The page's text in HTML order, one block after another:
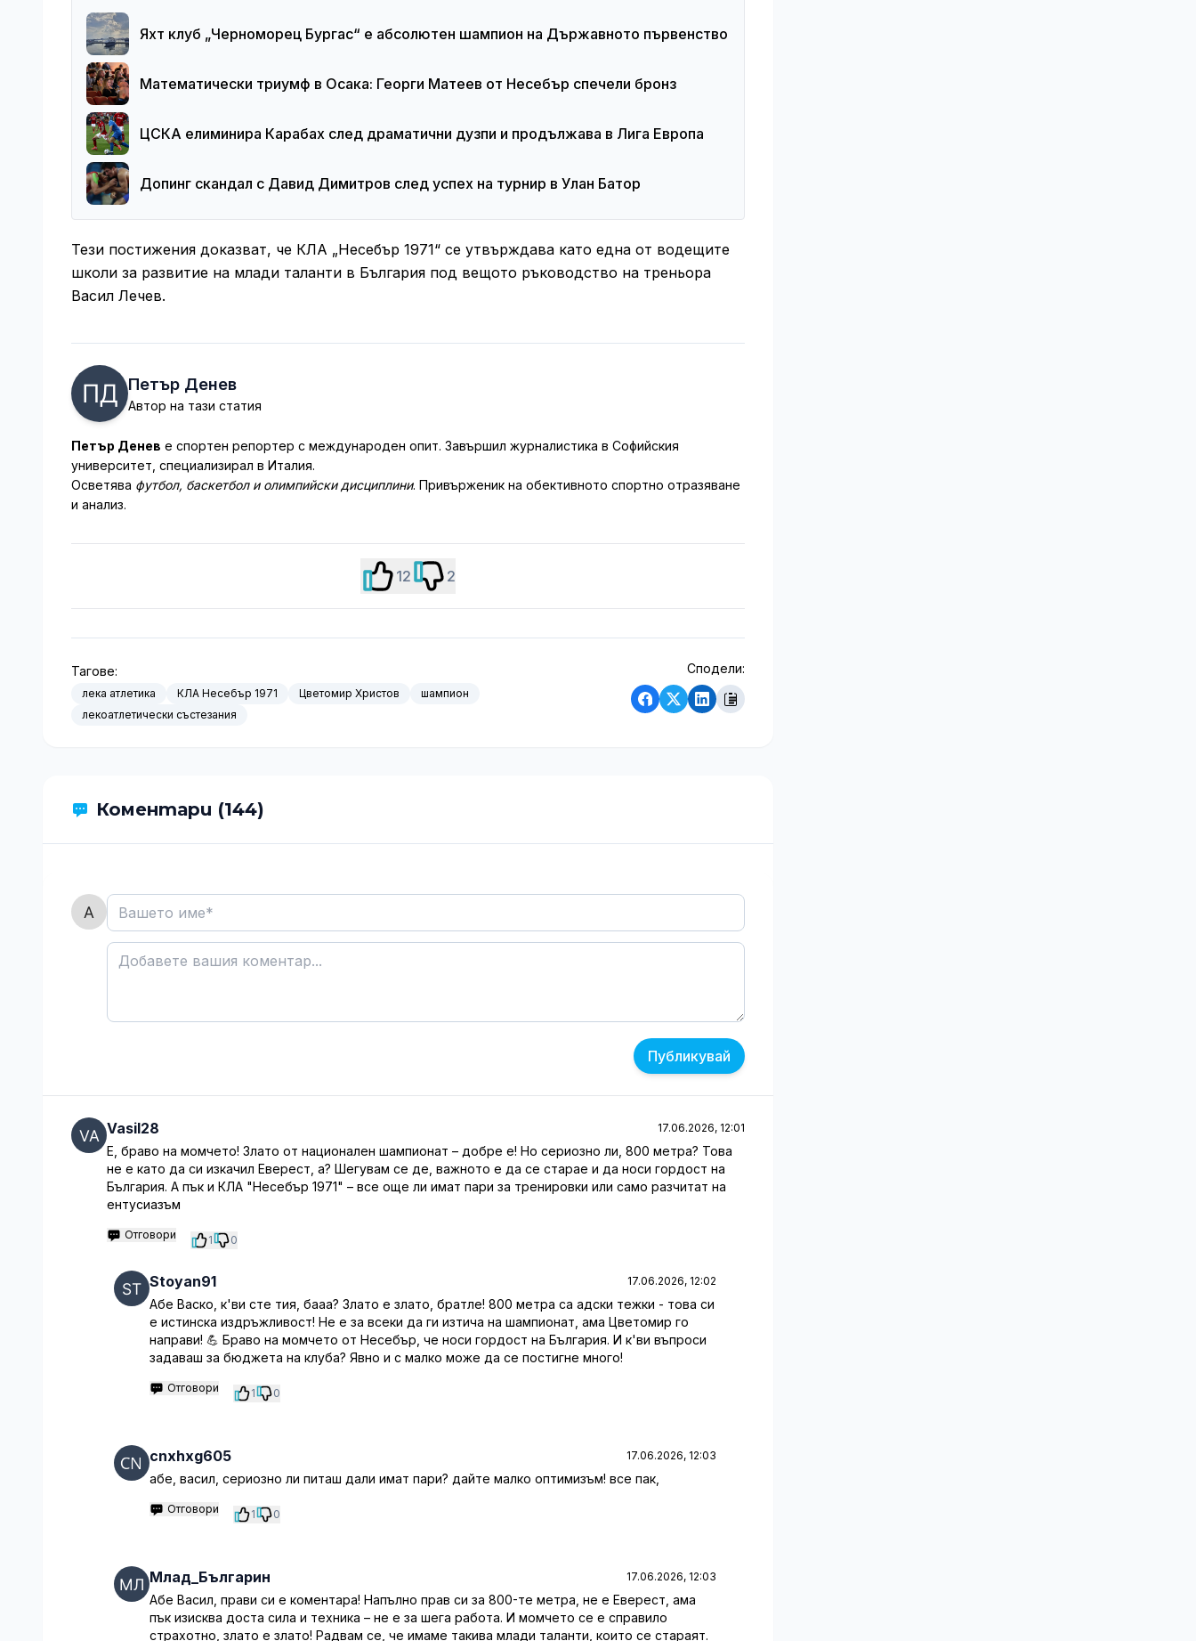
Яхт клуб „Черноморец Бургас“ е абсолютен шампион на Държавното първенство
Математически триумф в Осака: Георги Матеев от Несебър спечели бронз
ЦСКА елиминира Карабах след драматични дузпи и продължава в Лига Европа
Допинг скандал с Давид Димитров след успех на турнир в Улан Батор
Тези постижения доказват, че КЛА „Несебър 1971“ се утвърждава като една от водещите
школи за развитие на млади таланти в България под вещото ръководство на треньора
Васил Лечев.
Петър Денев
Автор на тази статия
Петър Денев е спортен репортер с международен опит. Завършил журналистика в Софийския
университет, специализирал в Италия.
Осветява футбол, баскетбол и олимпийски дисциплини. Привърженик на обективното спортно отразяване
и анализ.
12 2
Тагове:
лека атлетика КЛА Несебър 1971 Цветомир Христов
шампион
лекоатлетически състезания
Сподели:
Коментари (144)
Публикувай
Vasil28 17.06.2026, 12:01
Е, браво на момчето! Злато от национален шампионат – добре е! Но сериозно ли, 800 метра? Това
не е като да си изкачил Еверест, а? Шегувам се де, важното е да се старае и да носи гордост на
България. А пък и КЛА "Несебър 1971" – все още ли имат пари за тренировки или само разчитат на
ентусиазъм
Отговори 1 0
Stoyan91 17.06.2026, 12:02
Абе Васко, к'ви сте тия, бааа? Злато е злато, братле! 800 метра са адски тежки - това си
е истинска издръжливост! Не е за всеки да ги изтича на шампионат, ама Цветомир го
направи! 💪 Браво на момчето от Несебър, че носи гордост на България. И к'ви въпроси
задаваш за бюджета на клуба? Явно и с малко може да се постигне много!
Отговори 1 0
cnxhxg605 17.06.2026, 12:03
абе, васил, сериозно ли питаш дали имат пари? дайте малко оптимизъм! все пак,
Отговори 1 0
Млад_Българин 17.06.2026, 12:03
Абе Васил, прави си е коментара! Напълно прав си за 800-те метра, не е Еверест, ама
пък изисква доста сила и техника – не е за шега работа. И момчето се е справило
страхотно, злато е злато! Радвам се, че имаме такива млади таланти, които се стараят.